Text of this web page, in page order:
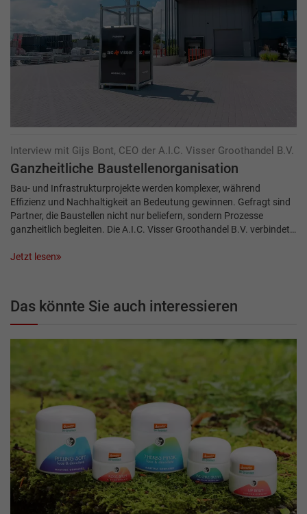
Interview mit Gijs Bont, CEO der A.I.C. Visser Groothandel B.V.
Ganzheitliche Baustellenorganisation
Bau- und Infrastrukturprojekte werden komplexer, während
Effizienz und Nachhaltigkeit an Bedeutung gewinnen. Gefragt sind
Partner, die Baustellen nicht nur beliefern, sondern Prozesse
ganzheitlich begleiten. Die A.I.C. Visser Groothandel B.V. verbindet…
Jetzt lesen
Das könnte Sie auch interessieren